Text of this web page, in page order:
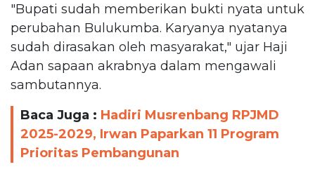
"Bupati sudah memberikan bukti nyata untuk
perubahan Bulukumba. Karyanya nyatanya
sudah dirasakan oleh masyarakat," ujar Haji
Adan sapaan akrabnya dalam mengawali
sambutannya.
Baca Juga : Hadiri Musrenbang RPJMD
2025-2029, Irwan Paparkan 11 Program
Prioritas Pembangunan